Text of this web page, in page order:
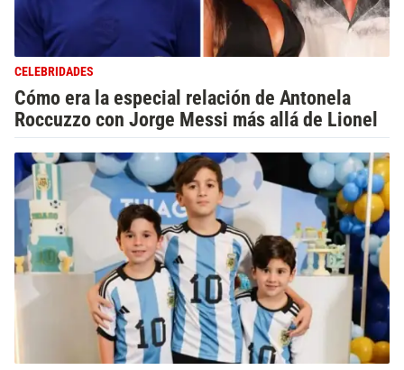
CELEBRIDADES
Cómo era la especial relación de Antonela
Roccuzzo con Jorge Messi más allá de Lionel